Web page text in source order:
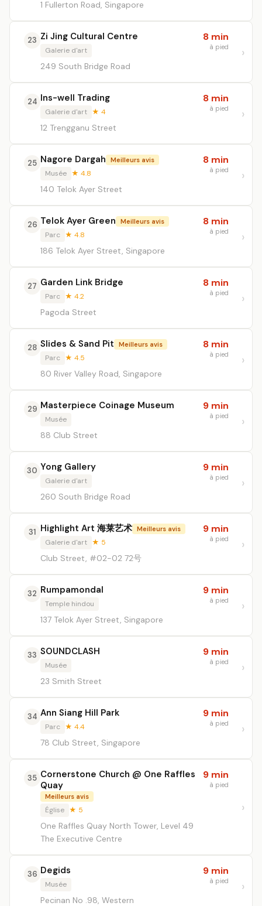
1 Fullerton Road, Singapore
23 Zi Jing Cultural Centre
Galerie d'art
249 South Bridge Road
8 min
à pied
24 Ins-well Trading
Galerie d'art ★ 4
12 Trengganu Street
8 min
à pied
25 Nagore Dargah Meilleurs avis
Musée ★ 4.8
140 Telok Ayer Street
8 min
à pied
26 Telok Ayer Green Meilleurs avis
Parc ★ 4.8
186 Telok Ayer Street, Singapore
8 min
à pied
27 Garden Link Bridge
Parc ★ 4.2
Pagoda Street
8 min
à pied
28 Slides & Sand Pit Meilleurs avis
Parc ★ 4.5
80 River Valley Road, Singapore
8 min
à pied
29 Masterpiece Coinage Museum
Musée
88 Club Street
9 min
à pied
30 Yong Gallery
Galerie d'art
260 South Bridge Road
9 min
à pied
31 Highlight Art 海莱艺术 Meilleurs avis
Galerie d'art ★ 5
Club Street, #02-02 72号
9 min
à pied
32 Rumpamondal
Temple hindou
137 Telok Ayer Street, Singapore
9 min
à pied
33 SOUNDCLASH
Musée
23 Smith Street
9 min
à pied
34 Ann Siang Hill Park
Parc ★ 4.4
78 Club Street, Singapore
9 min
à pied
35 Cornerstone Church @ One Raffles
Quay
Meilleurs avis
Église ★ 5
One Raffles Quay North Tower, Level 49
The Executive Centre
9 min
à pied
36 Degids
Musée
Pecinan No .98, Western
9 min
à pied